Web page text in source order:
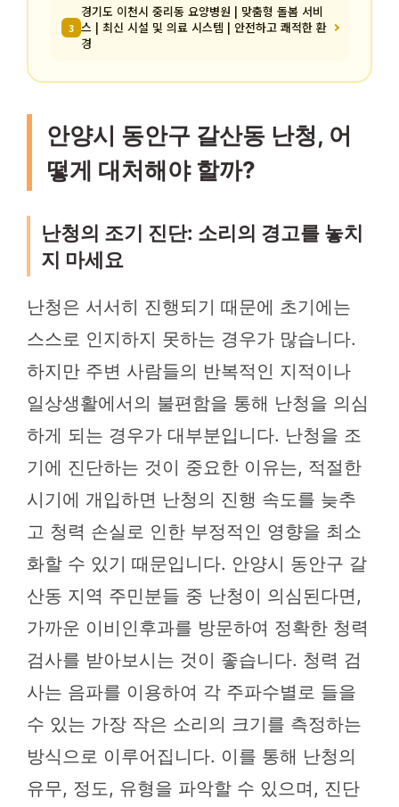
3
경기도 이천시 중리동 요양병원 | 맞춤형 돌봄 서비
스 | 최신 시설 및 의료 시스템 | 안전하고 쾌적한 환
경
안양시 동안구 갈산동 난청, 어
떻게 대처해야 할까?
난청의 조기 진단: 소리의 경고를 놓치
지 마세요
난청은 서서히 진행되기 때문에 초기에는
스스로 인지하지 못하는 경우가 많습니다.
하지만 주변 사람들의 반복적인 지적이나
일상생활에서의 불편함을 통해 난청을 의심
하게 되는 경우가 대부분입니다. 난청을 조
기에 진단하는 것이 중요한 이유는, 적절한
시기에 개입하면 난청의 진행 속도를 늦추
고 청력 손실로 인한 부정적인 영향을 최소
화할 수 있기 때문입니다. 안양시 동안구 갈
산동 지역 주민분들 중 난청이 의심된다면,
가까운 이비인후과를 방문하여 정확한 청력
검사를 받아보시는 것이 좋습니다. 청력 검
사는 음파를 이용하여 각 주파수별로 들을
수 있는 가장 작은 소리의 크기를 측정하는
방식으로 이루어집니다. 이를 통해 난청의
유무, 정도, 유형을 파악할 수 있으며, 진단